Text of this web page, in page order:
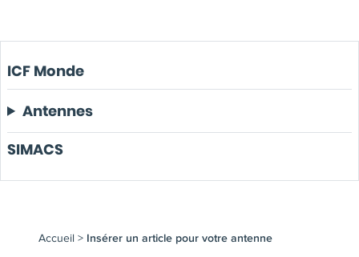
ICF Monde
Antennes
SIMACS
Accueil > Insérer un article pour votre antenne